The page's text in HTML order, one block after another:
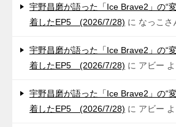
宇野昌磨が語った「Ice Brave2」の“
着したEP5 (2026/7/28) に なっこ
宇野昌磨が語った「Ice Brave2」の“
着したEP5 (2026/7/28) に アビー
宇野昌磨が語った「Ice Brave2」の“
着したEP5 (2026/7/28) に アビー